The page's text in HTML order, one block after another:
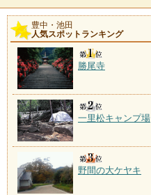
豊中・池田
人気スポットランキング
勝尾寺
一里松キャンプ場
野間の大ケヤキ